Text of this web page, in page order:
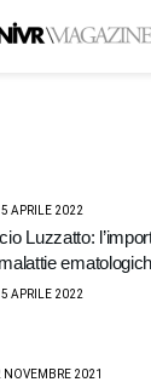
APRILE 2022
Luzzatto:
APRILE 2022
NOVEMBRE 2021